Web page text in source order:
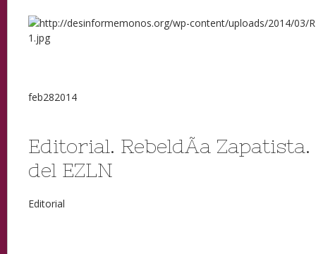
feb282014
Editorial. RebeldÃ­a
del EZLN
Editorial